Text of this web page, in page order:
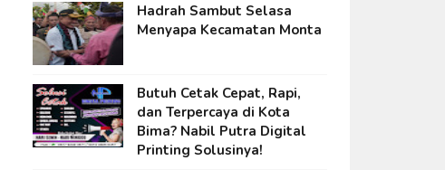
Hadrah Sambut Selasa
Menyapa Kecamatan Monta
Butuh Cetak Cepat, Rapi,
dan Terpercaya di Kota
Bima? Nabil Putra Digital
Printing Solusinya!